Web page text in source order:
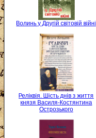
Волинь у Другій світовій війні
Реліквія. Шість днів з життя
князя Василя-Костянтина
Острозького